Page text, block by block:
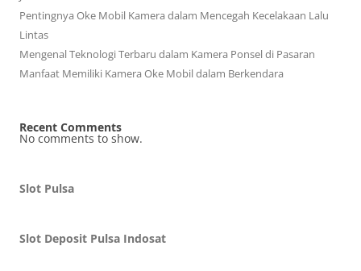
Pentingnya Oke Mobil Kamera dalam Mencegah Kecelakaan Lalu
Lintas
Mengenal Teknologi Terbaru dalam Kamera Ponsel di Pasaran
Manfaat Memiliki Kamera Oke Mobil dalam Berkendara
Recent Comments
No comments to show.
Slot Pulsa
Slot Deposit Pulsa Indosat